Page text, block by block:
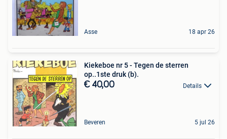
Asse 18 apr 26
Kiekeboe nr 5 - Tegen de sterren
op..1ste druk (b).
€ 40,00 Details
Beveren 5 jul 26